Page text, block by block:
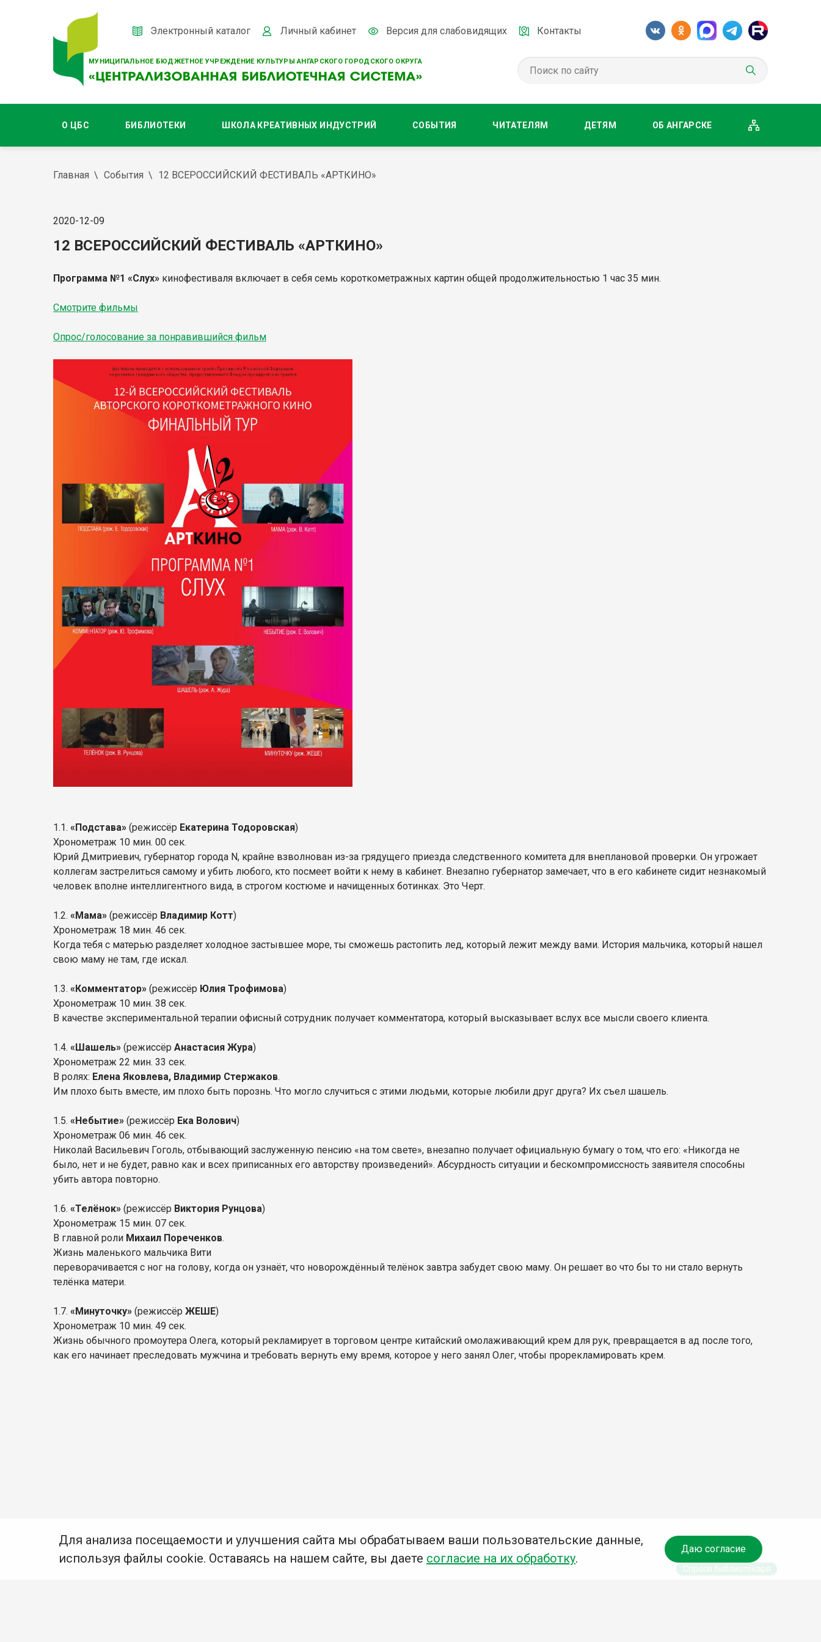
МУНИЦИПАЛЬНОЕ БЮДЖЕТНОЕ УЧРЕЖДЕНИЕ КУЛЬТУРЫ АНГАРСКОГО ГОРОДСКОГО ОКРУГА
Электронный каталог Личный кабинет Версия для слабовидящих Контакты
О ЦБС БИБЛИОТЕКИ ШКОЛА КРЕАТИВНЫХ ИНДУСТРИЙ СОБЫТИЯ ЧИТАТЕЛЯМ ДЕТЯМ ОБ АНГАРСКЕ
Главная События 12 ВСЕРОССИЙСКИЙ ФЕСТИВАЛЬ «АРТКИНО»
2020-12-09
12 ВСЕРОССИЙСКИЙ ФЕСТИВАЛЬ «АРТКИНО»
Программа №1 «Слух» кинофестиваля включает в себя семь короткометражных картин общей продолжительностью 1 час 35 мин.
Смотрите фильмы
Опрос/голосование за понравившийся фильм
1.1. «Подстава» (режиссёр Екатерина Тодоровская)
Хронометраж 10 мин. 00 сек.
Юрий Дмитриевич, губернатор города N, крайне взволнован из-за грядущего приезда следственного комитета для внеплановой проверки. Он угрожает
коллегам застрелиться самому и убить любого, кто посмеет войти к нему в кабинет. Внезапно губернатор замечает, что в его кабинете сидит незнакомый
человек вполне интеллигентного вида, в строгом костюме и начищенных ботинках. Это Черт.
1.2. «Мама» (режиссёр Владимир Котт)
Хронометраж 18 мин. 46 сек.
Когда тебя с матерью разделяет холодное застывшее море, ты сможешь растопить лед, который лежит между вами. История мальчика, который нашел
свою маму не там, где искал.
1.3. «Комментатор» (режиссёр Юлия Трофимова)
Хронометраж 10 мин. 38 сек.
В качестве экспериментальной терапии офисный сотрудник получает комментатора, который высказывает вслух все мысли своего клиента.
1.4. «Шашель» (режиссёр Анастасия Жура)
Хронометраж 22 мин. 33 сек.
В ролях: Елена Яковлева, Владимир Стержаков.
Им плохо быть вместе, им плохо быть порознь. Что могло случиться с этими людьми, которые любили друг друга? Их съел шашель.
1.5. «Небытие» (режиссёр Ека Волович)
Хронометраж 06 мин. 46 сек.
Николай Васильевич Гоголь, отбывающий заслуженную пенсию «на том свете», внезапно получает официальную бумагу о том, что его: «Никогда не
было, нет и не будет, равно как и всех приписанных его авторству произведений». Абсурдность ситуации и бескомпромиссность заявителя способны
убить автора повторно.
1.6. «Телёнок» (режиссёр Виктория Рунцова)
Хронометраж 15 мин. 07 сек.
В главной роли Михаил Пореченков.
Жизнь маленького мальчика Вити
переворачивается с ног на голову, когда он узнаёт, что новорождённый телёнок завтра забудет свою маму. Он решает во что бы то ни стало вернуть
телёнка матери.
1.7. «Минуточку» (режиссёр ЖЕШЕ)
Хронометраж 10 мин. 49 сек.
Жизнь обычного промоутера Олега, который рекламирует в торговом центре китайский омолаживающий крем для рук, превращается в ад после того,
как его начинает преследовать мужчина и требовать вернуть ему время, которое у него занял Олег, чтобы прорекламировать крем.
Для анализа посещаемости и улучшения сайта мы обрабатываем ваши пользовательские данные,
используя файлы cookie. Оставаясь на нашем сайте, вы даете согласие на их обработку.
Даю согласие
Спроси библиотекаря